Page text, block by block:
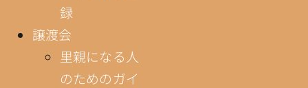
録
譲渡会
里親になる人
のためのガイ